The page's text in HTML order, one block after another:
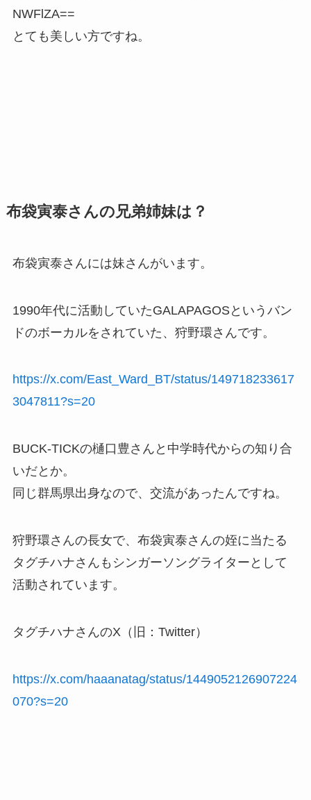
NWFlZA==
とても美しい方ですね。
布袋寅泰さんの兄弟姉妹は？
布袋寅泰さんには妹さんがいます。
1990年代に活動していたGALAPAGOSというバン
ドのボーカルをされていた、狩野環さんです。
https://x.com/East_Ward_BT/status/149718233617
3047811?s=20
BUCK-TICKの樋口豊さんと中学時代からの知り合
いだとか。
同じ群馬県出身なので、交流があったんですね。
狩野環さんの長女で、布袋寅泰さんの姪に当たる
タグチハナさんもシンガーソングライターとして
活動されています。
タグチハナさんのX（旧：Twitter）
https://x.com/haaanatag/status/1449052126907224
070?s=20